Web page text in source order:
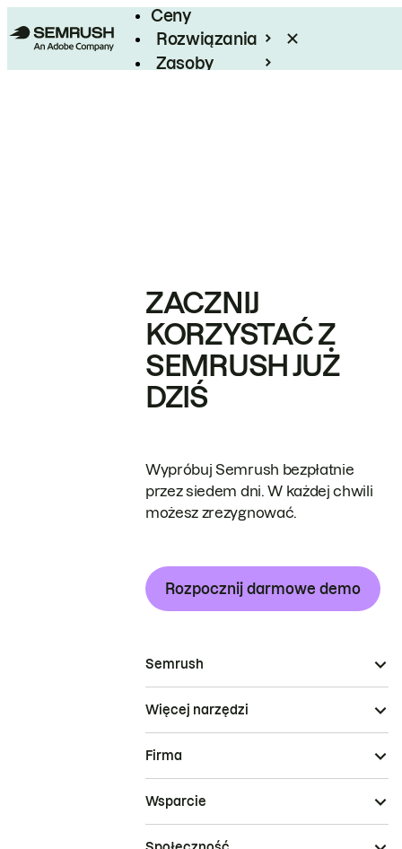
Ceny
Rozwiązania
Zasoby
ZACZNIJ
KORZYSTAĆ Z
SEMRUSH JUŻ
DZIŚ
Wypróbuj Semrush bezpłatnie
przez siedem dni. W każdej chwili
możesz zrezygnować.
Rozpocznij darmowe demo
Semrush
Więcej narzędzi
Firma
Wsparcie